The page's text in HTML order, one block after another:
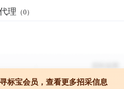
理 （0）
标宝会员，查看更多招采信息